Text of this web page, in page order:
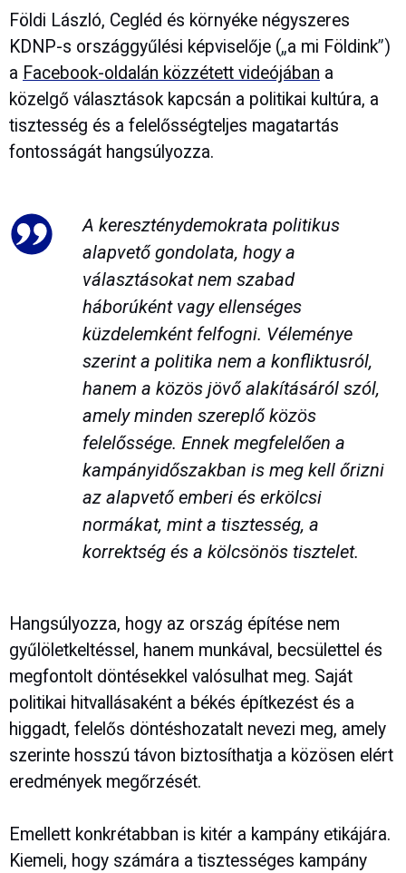
Földi László, Cegléd és környéke négyszeres
KDNP-s országgyűlési képviselője („a mi Földink”)
a Facebook-oldalán közzétett videójában a
közelgő választások kapcsán a politikai kultúra, a
tisztesség és a felelősségteljes magatartás
fontosságát hangsúlyozza.
A kereszténydemokrata politikus
alapvető gondolata, hogy a
választásokat nem szabad
háborúként vagy ellenséges
küzdelemként felfogni. Véleménye
szerint a politika nem a konfliktusról,
hanem a közös jövő alakításáról szól,
amely minden szereplő közös
felelőssége. Ennek megfelelően a
kampányidőszakban is meg kell őrizni
az alapvető emberi és erkölcsi
normákat, mint a tisztesség, a
korrektség és a kölcsönös tisztelet.
Hangsúlyozza, hogy az ország építése nem
gyűlöletkeltéssel, hanem munkával, becsülettel és
megfontolt döntésekkel valósulhat meg. Saját
politikai hitvallásaként a békés építkezést és a
higgadt, felelős döntéshozatalt nevezi meg, amely
szerinte hosszú távon biztosíthatja a közösen elért
eredmények megőrzését.
Emellett konkrétabban is kitér a kampány etikájára.
Kiemeli, hogy számára a tisztességes kampány